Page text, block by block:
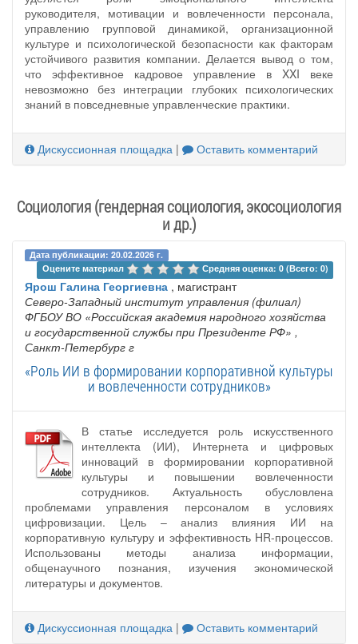
руководителя, мотивации и вовлеченности персонала,
управлению групповой динамикой, организационной
культуре и психологической безопасности как факторам
устойчивого развития компании. Делается вывод о том,
что эффективное кадровое управление в XXI веке
невозможно без интеграции глубоких психологических
знаний в повседневные управленческие практики.
Дискуссионная площадка | Оставить комментарий
Социология (гендерная социология, экосоциология
и др.)
Дата публикации: 20.02.2026 г.
Оцените материал
Средняя оценка: 0 (Всего: 0)
Ярош Галина Георгиевна , магистрант
Северо-Западный институт управления (филиал)
ФГБОУ ВО «Российская академия народного хозяйства
и государственной службы при Президенте РФ» ,
Санкт-Петербург г
«Роль ИИ в формировании корпоративной культуры
и вовлеченности сотрудников»
В статье исследуется роль искусственного
интеллекта (ИИ), Интернета и цифровых
инноваций в формировании корпоративной
культуры и повышении вовлеченности
сотрудников. Актуальность обусловлена
проблемами управления персоналом в условиях
цифровизации. Цель – анализ влияния ИИ на
корпоративную культуру и эффективность HR-процессов.
Использованы методы анализа информации,
общенаучного познания, изучения экономической
литературы и документов.
Дискуссионная площадка | Оставить комментарий